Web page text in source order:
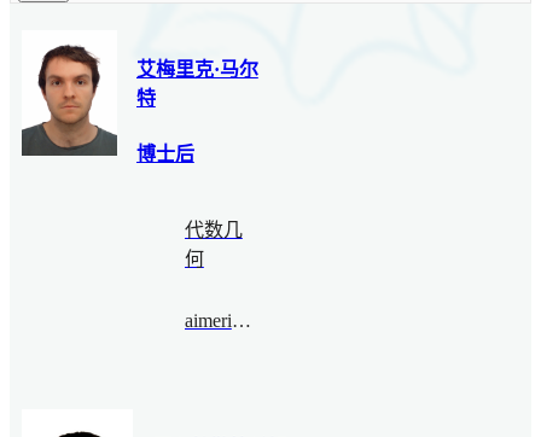
艾梅里克·马尔
特
博士后
代数几
何
aimericmalter@bimsa.cn